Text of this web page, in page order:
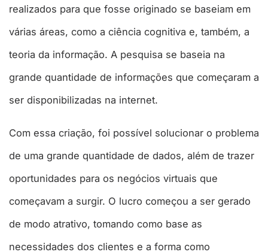
realizados para que fosse originado se baseiam em
várias áreas, como a ciência cognitiva e, também, a
teoria da informação. A pesquisa se baseia na
grande quantidade de informações que começaram a
ser disponibilizadas na internet.
Com essa criação, foi possível solucionar o problema
de uma grande quantidade de dados, além de trazer
oportunidades para os negócios virtuais que
começavam a surgir. O lucro começou a ser gerado
de modo atrativo, tomando como base as
necessidades dos clientes e a forma como